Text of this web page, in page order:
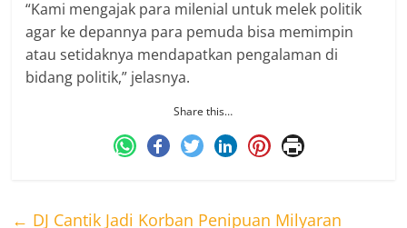
“Kami mengajak para milenial untuk melek politik
agar ke depannya para pemuda bisa memimpin
atau setidaknya mendapatkan pengalaman di
bidang politik,” jelasnya.
Share this…
← DJ Cantik Jadi Korban Penipuan Milyaran